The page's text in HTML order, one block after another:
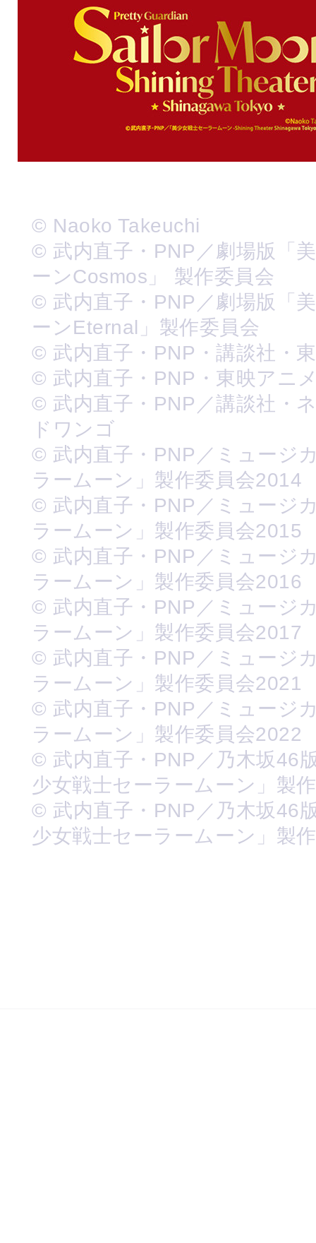
© Naoko Takeuchi
© 武内直子・PNP／劇場版「
ーンCosmos」 製作委員会
© 武内直子・PNP／劇場版「
ーンEternal」製作委員会
© 武内直子・PNP・講談社・
© 武内直子・PNP・東映アニ
© 武内直子・PNP／講談社・
ドワンゴ
© 武内直子・PNP／ミュージ
ラームーン」製作委員会2014
© 武内直子・PNP／ミュージ
ラームーン」製作委員会2015
© 武内直子・PNP／ミュージ
ラームーン」製作委員会2016
© 武内直子・PNP／ミュージ
ラームーン」製作委員会2017
© 武内直子・PNP／ミュージ
ラームーン」製作委員会2021
© 武内直子・PNP／ミュージ
ラームーン」製作委員会2022
© 武内直子・PNP／乃木坂46
少女戦士セーラームーン」製
© 武内直子・PNP／乃木坂46
少女戦士セーラームーン」製